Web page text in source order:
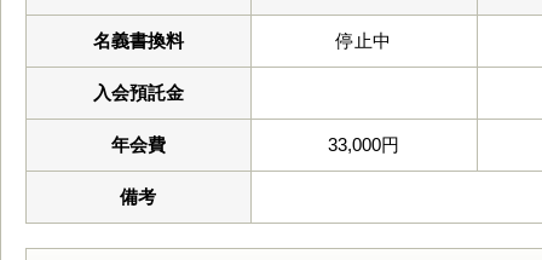
名義書換料 停止中
入会預託金
年会費 33,000円
備考